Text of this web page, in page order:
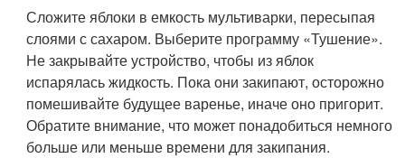
Сложите яблоки в емкость мультиварки, пересыпая
слоями с сахаром. Выберите программу «Тушение».
Не закрывайте устройство, чтобы из яблок
испарялась жидкость. Пока они закипают, осторожно
помешивайте будущее варенье, иначе оно пригорит.
Обратите внимание, что может понадобиться немного
больше или меньше времени для закипания.